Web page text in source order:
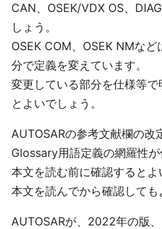
CAN、OSEK/VDX OS、
しょう。
OSEK COM、OSEK NMな
分で定義を変えています。
変更している部分を仕様等
とよいでしょう。
AUTOSARの参考文献欄の
Glossary用語定義の網羅性が
本文を読む前に確認するとよ
本文を読んでから確認しても
AUTOSARが、2022年の版